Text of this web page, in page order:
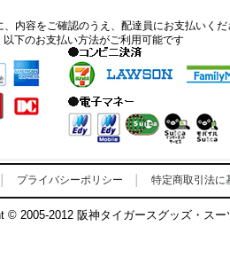
内容をご確認のうえ、配達員にお支払いくだ
下のお支払い方法がご利用可能です
プライバシーポリシー 特定商取引法に
© 2005-2012 阪神タイガースグッズ・ス